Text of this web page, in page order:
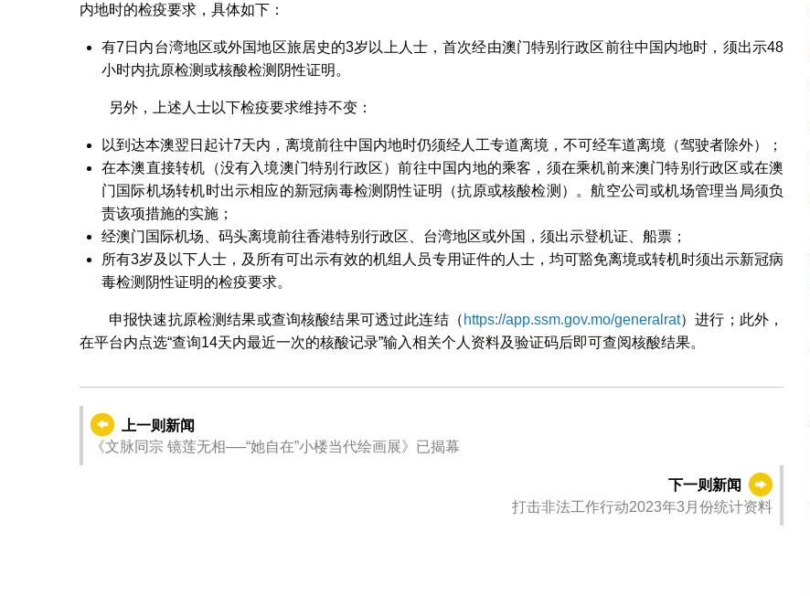
内地时的检疫要求，具体如下：
有7日内台湾地区或外国地区旅居史的3岁以上人士，首次经由澳门特别行政区前往中国内地时，须出示48
小时内抗原检测或核酸检测阴性证明。
另外，上述人士以下检疫要求维持不变：
以到达本澳翌日起计7天内，离境前往中国内地时仍须经人工专道离境，不可经车道离境（驾驶者除外）；
在本澳直接转机（没有入境澳门特别行政区）前往中国内地的乘客，须在乘机前来澳门特别行政区或在澳
门国际机场转机时出示相应的新冠病毒检测阴性证明（抗原或核酸检测）。航空公司或机场管理当局须负
责该项措施的实施；
经澳门国际机场、码头离境前往香港特别行政区、台湾地区或外国，须出示登机证、船票；
所有3岁及以下人士，及所有可出示有效的机组人员专用证件的人士，均可豁免离境或转机时须出示新冠病
毒检测阴性证明的检疫要求。
申报快速抗原检测结果或查询核酸结果可透过此连结（ https://app.ssm.gov.mo/generalrat）进行；此外，
在平台内点选“查询14天内最近一次的核酸记录”输入相关个人资料及验证码后即可查阅核酸结果。
上一则新闻
《文脉同宗 镜莲无相──“她自在”小楼当代绘画展》已揭幕
下一则新闻
打击非法工作行动2023年3月份统计资料